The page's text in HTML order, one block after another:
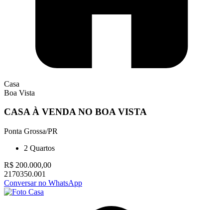
Casa
Boa Vista
CASA À VENDA NO BOA VISTA
Ponta Grossa/PR
2 Quartos
R$ 200.000,00
2170350.001
Conversar no WhatsApp